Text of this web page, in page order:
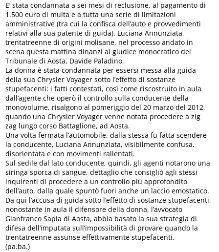
E’ stata condannata a sei mesi di reclusione, al pagamento di
1.500 euro di multa e a tutta una serie di limitazioni
amministrative (tra cui la confisca dell’auto e provvedimenti
relativi alla sua patente di guida), Luciana Annunziata,
trentatreenne di origini molisane, nel processo andato in
scena questa mattina dinanzi al giudice monocratico del
Tribunale di Aosta, Davide Paladino.
La donna è stata condannata per essersi messa alla guida
della sua Chrysler Voyager sotto l’effetto di sostanze
stupefacenti: i fatti contestati, così come riscostruito in aula
dall’agente che operò il controllo sulla conducente della
monovolume, risalgono al pomeriggio del 20 marzo del 2012,
quando una Chrysler Voyager venne notata procedere a zig
zag lungo corso Battaglione, ad Aosta.
Una volta fermata l’automobile, dalla stessa fu fatta scendere
la conducente, Luciana Annunziata, visibilmente confusa,
disorientata e con movimenti rallentati.
Sul sedile dal lato conducente, quindi, gli agenti notarono una
siringa sporca di sangue, dettaglio che consigliò agli stessi
inquirenti di procedere a un controllo più approfondito
dell’auto, dalla quale spuntò fuori anche un laccio emostatico.
Da qui l’accusa di guida sotto l’effetto di sostanze stupefacenti,
nonostante in aula il difensore della donna, l’avvocato
Gianfranco Sapia di Aosta, abbia basato la sua strategia di
difesa dell’imputata sull’impossibilità di provare quando la
trentatreenne assunse effettivamente stupefacenti.
(pa.ba.)